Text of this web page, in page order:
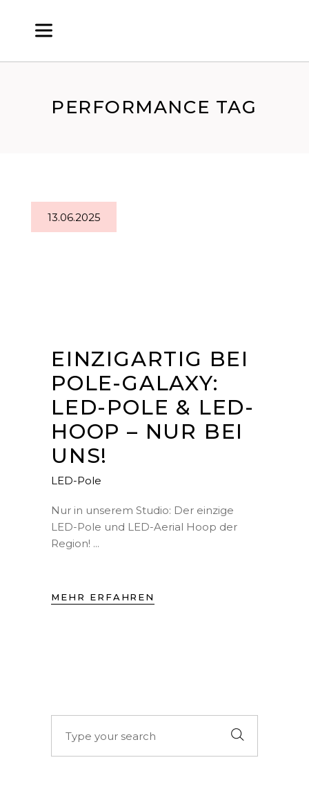
PERFORMANCE TAG
13.06.2025
EINZIGARTIG BEI
POLE-GALAXY:
LED-POLE & LED-
HOOP – NUR BEI
UNS!
LED-Pole
Nur in unserem Studio: Der einzige
LED-Pole und LED-Aerial Hoop der
Region!
MEHR ERFAHREN